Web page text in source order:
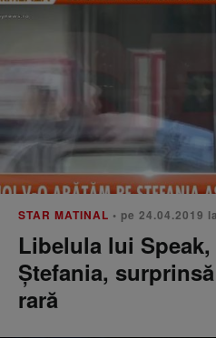
STAR MATINAL • pe 24.04.2019
Libelula lui
Ştefania,
rară